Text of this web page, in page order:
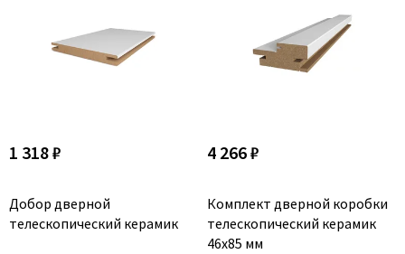
1 318 ₽
Добор дверной
телескопический керамик
4 266 ₽
Комплект дверной коробки
телескопический керамик
46x85 мм